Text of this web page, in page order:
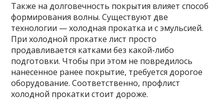
Также на долговечность покрытия влияет способ
формирования волны. Существуют две
технологии — холодная прокатка и с эмульсией.
При холодной прокатке лист просто
продавливается катками без какой-либо
подготовки. Чтобы при этом не повредилось
нанесенное ранее покрытие, требуется дорогое
оборудование. Соответственно, профлист
холодной прокатки стоит дороже.